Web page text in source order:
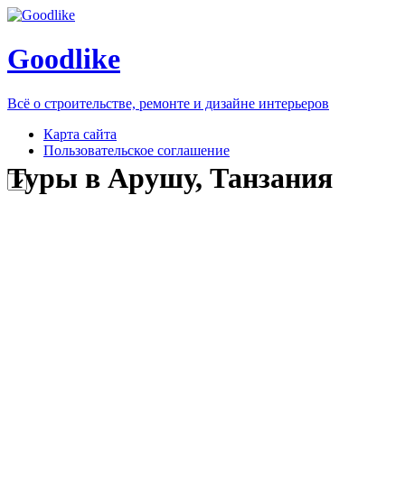
Goodlike
Всё о строительстве, ремонте и дизайне интерьеров
Карта сайта
Пользовательское соглашение
Туры в Арушу, Танзания